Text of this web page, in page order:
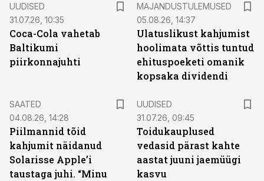
UUDISED
31.07.26, 10:35
Coca-Cola vahetab
Baltikumi
piirkonnajuhti
MAJANDUSTULEMUSED
05.08.26, 14:37
Ulatuslikust kahjumist
hoolimata võttis tuntud
ehituspoeketi omanik
kopsaka dividendi
SAATED
04.08.26, 14:28
Piilmannid tõid
kahjumit näidanud
Solarisse Apple’i
taustaga juhi. “Minu
UUDISED
31.07.26, 09:45
Toidukauplused
vedasid pärast kahte
aastat juuni jaemüügi
kasvu